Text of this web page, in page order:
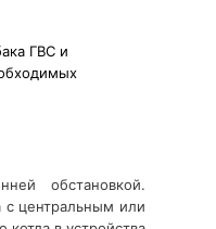
ГВС и
обстановкой.
центральным или